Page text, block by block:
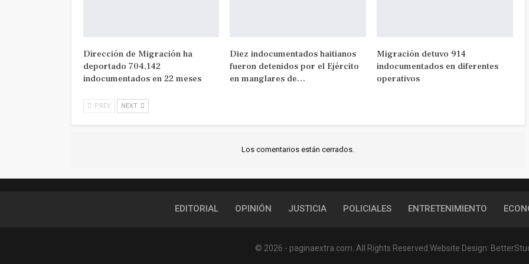
Dirección de Migración ha
deportado 704,142
indocumentados en 22 meses
Diez indocumentados haitianos
fueron detenidos por el Ejército
en manglares de…
Migración detuvo 914
indocumentados en diferentes
operativos
PREV NEXT
Los comentarios están cerrados.
EDITORIAL OPINIÓN JUSTICIA POLICIALES ENTRETENIMIENTO
© 2026 - paginaextra.com. All Rights Reserved.Website Design: